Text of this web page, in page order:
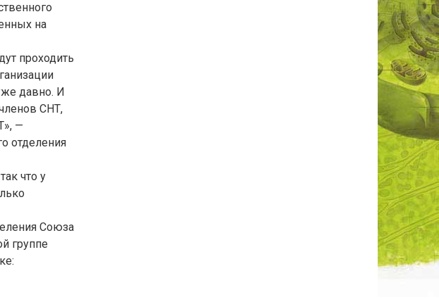
на
проходить
давно. И
СНТ,
—
отделения
что у
Союза
группе